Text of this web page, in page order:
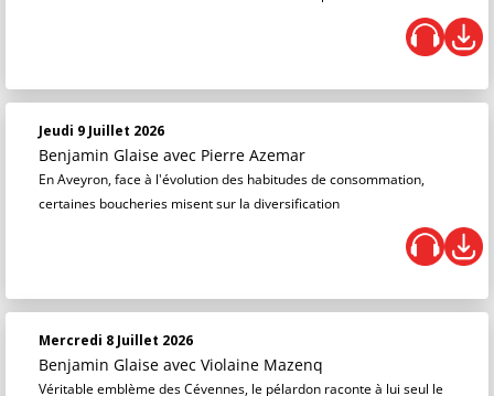
Jeudi 9 Juillet 2026
Benjamin Glaise avec Pierre Azemar
En Aveyron, face à l'évolution des habitudes de consommation,
certaines boucheries misent sur la diversification
Mercredi 8 Juillet 2026
Benjamin Glaise avec Violaine Mazenq
Véritable emblème des Cévennes, le pélardon raconte à lui seul le